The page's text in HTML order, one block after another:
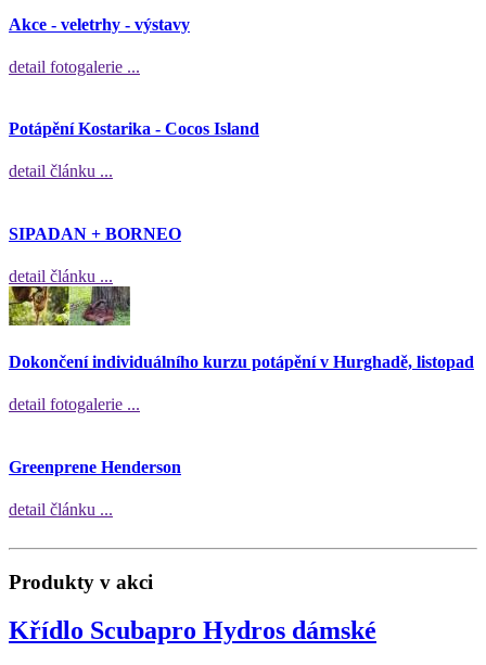
Akce - veletrhy - výstavy
detail fotogalerie ...
Potápění Kostarika - Cocos Island
detail článku ...
SIPADAN + BORNEO
detail článku ...
Dokončení individuálního kurzu potápění v Hurghadě, listopad
detail fotogalerie ...
Greenprene Henderson
detail článku ...
Produkty v akci
Křídlo Scubapro Hydros dámské